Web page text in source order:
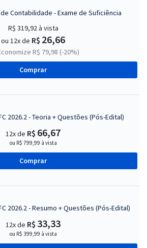
Contabilidade - Exame de Suficiência
R$ 319,92à vista
ou 12x de R$ 26,66
R$ 79,98 (-20%)
Comprar
2026.2 - Teoria + Questões (Pós-Edital)
12x de R$ 66,67
ou R$ 799,99 à vista
Comprar
2026.2 - Resumo + Questões (Pós-Edital)
12x de R$ 33,33
ou R$ 399,99 à vista